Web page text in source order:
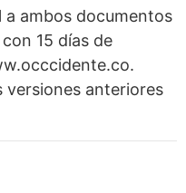
a ambos documentos
15 días de
versiones anteriores